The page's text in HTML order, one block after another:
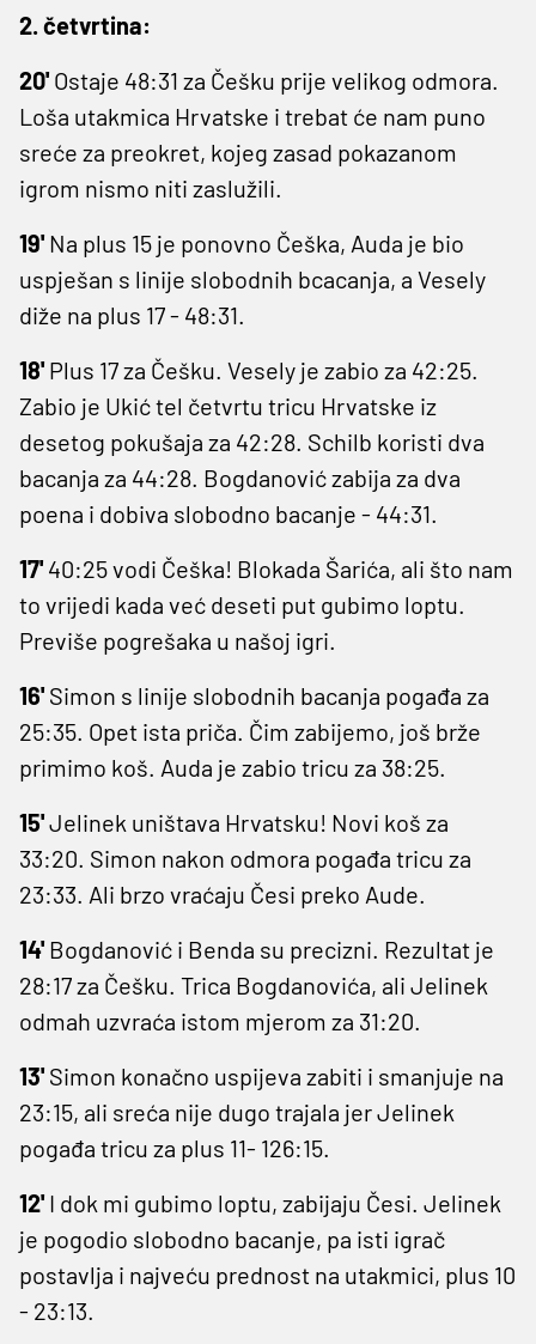
2. četvrtina:
20' Ostaje 48:31 za Češku prije velikog odmora.
Loša utakmica Hrvatske i trebat će nam puno
sreće za preokret, kojeg zasad pokazanom
igrom nismo niti zaslužili.
19' Na plus 15 je ponovno Češka, Auda je bio
uspješan s linije slobodnih bcacanja, a Vesely
diže na plus 17 - 48:31.
18' Plus 17 za Češku. Vesely je zabio za 42:25.
Zabio je Ukić tel četvrtu tricu Hrvatske iz
desetog pokušaja za 42:28. Schilb koristi dva
bacanja za 44:28. Bogdanović zabija za dva
poena i dobiva slobodno bacanje - 44:31.
17' 40:25 vodi Češka! Blokada Šarića, ali što nam
to vrijedi kada već deseti put gubimo loptu.
Previše pogrešaka u našoj igri.
16' Simon s linije slobodnih bacanja pogađa za
25:35. Opet ista priča. Čim zabijemo, još brže
primimo koš. Auda je zabio tricu za 38:25.
15'Jelinek uništava Hrvatsku! Novi koš za
33:20. Simon nakon odmora pogađa tricu za
23:33. Ali brzo vraćaju Česi preko Aude.
14' Bogdanović i Benda su precizni. Rezultat je
28:17 za Češku. Trica Bogdanovića, ali Jelinek
odmah uzvraća istom mjerom za 31:20.
13' Simon konačno uspijeva zabiti i smanjuje na
23:15, ali sreća nije dugo trajala jer Jelinek
pogađa tricu za plus 11- 126:15.
12' I dok mi gubimo loptu, zabijaju Česi. Jelinek
je pogodio slobodno bacanje, pa isti igrač
postavlja i najveću prednost na utakmici, plus 10
- 23:13.